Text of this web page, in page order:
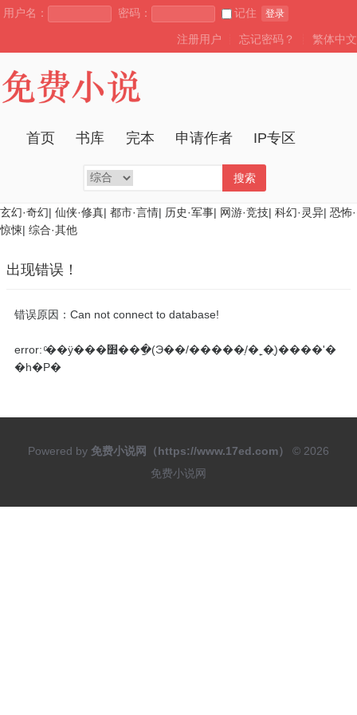
用户名： 密码： 记住 登录
注册用户 忘记密码？ 繁体中文
首页 书库 完本 申请作者 IP专区
搜索
玄幻·奇幻| 仙侠·修真| 都市·言情| 历史·军事| 网游·竞技| 科幻·灵异| 恐怖·
惊悚| 综合·其他
出现错误！
错误原因：Can not connect to database!
error: ͨ��ÿ���׽��ֵ�ַ(Э��/�����ַ/�˿�)ֻ����ʹ�
�һ�Ρ�
Powered by 免费小说网（https://www.17ed.com）
© 2026
免费小说网